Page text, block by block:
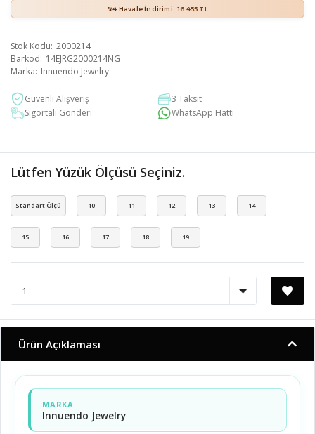
%4 Havale İndirimi 16.455 TL
Stok Kodu 2000214
Barkod 14EJRG2000214NG
Marka Innuendo Jewelry
Güvenli Alışveriş
3 Taksit
Sigortalı Gönderi
WhatsApp Hattı
Lütfen Yüzük Ölçüsü Seçiniz.
Standart Ölçü 10 11 12 13 14
15 16 17 18 19
Ürün Açıklaması
MARKA
Innuendo Jewelry